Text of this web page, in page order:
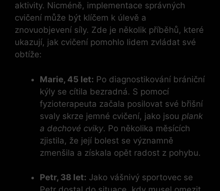
aktivity. Nicméně, implementace správných
cvičení může být klíčem k úlevě a
znovuobjevení síly. Zde je několik příběhů, které
ukazují, jak cvičení pomohlo lidem zvládat své
obtíže:
Marie, 45 let: Po diagnostikování brániční
kýly se cítila bezradná. S pomocí
fyzioterapeuta začala posilovat své břišní
svaly skrze jemné cvičení, jako jsou plank
a dechové cviky. Po několika měsících
zjistila, že její bolest se významně
zmenšila a získala opět radost z pohybu.
Petr, 38 let: Jako vášnivý sportovec se